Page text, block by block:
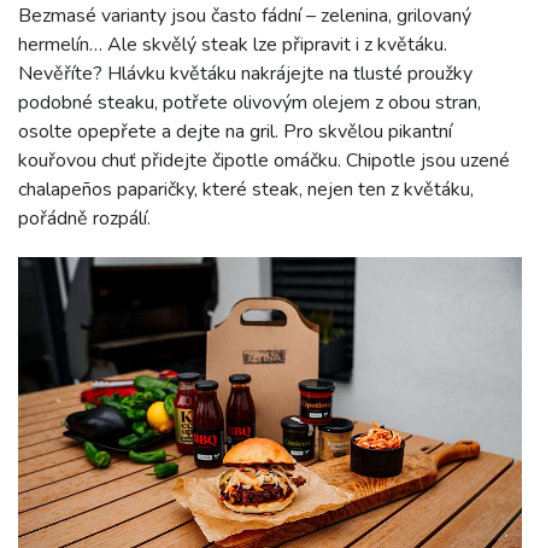
Bezmasé varianty jsou často fádní – zelenina, grilovaný
hermelín… Ale skvělý steak lze připravit i z květáku.
Nevěříte? Hlávku květáku nakrájejte na tlusté proužky
podobné steaku, potřete olivovým olejem z obou stran,
osolte opepřete a dejte na gril. Pro skvělou pikantní
kouřovou chuť přidejte čipotle omáčku. Chipotle jsou uzené
chalapeños paparičky, které steak, nejen ten z květáku,
pořádně rozpálí.